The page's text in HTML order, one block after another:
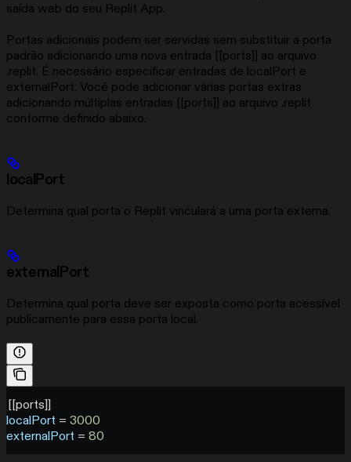
saída web do seu Replit App.
Portas adicionais podem ser servidas sem substituir a porta
padrão adicionando uma nova entrada [[ports]] ao arquivo
.replit. É necessário especificar entradas de localPort e
externalPort. Você pode adicionar várias portas extras
adicionando múltiplas entradas [[ports]] ao arquivo .replit
conforme definido abaixo.
localPort
Determina qual porta o Replit vinculará a uma porta externa.
externalPort
Determina qual porta deve ser exposta como porta acessível
publicamente para essa porta local.
[[ports]]
localPort = 3000
externalPort = 80